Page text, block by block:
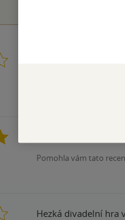
Pomohla vám tato
Hezká divadelní hra